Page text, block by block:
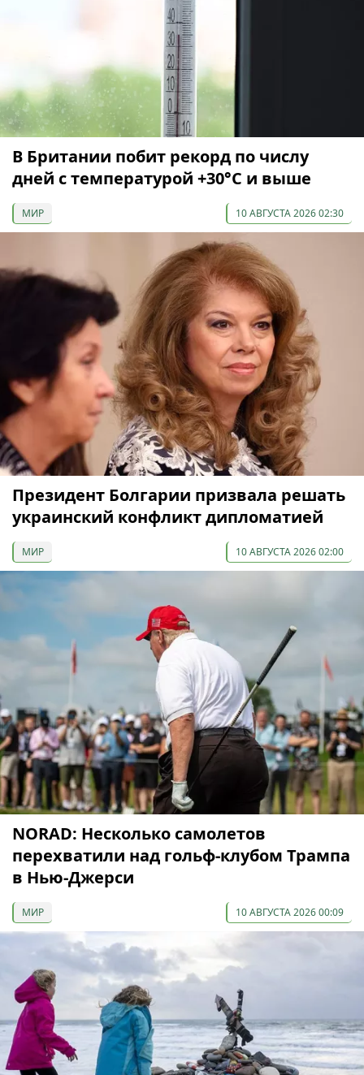
В Британии побит рекорд по числу
дней с температурой +30°C и выше
МИР 10 АВГУСТА 2026 02:30
Президент Болгарии призвала решать
украинский конфликт дипломатией
МИР 10 АВГУСТА 2026 02:00
NORAD: Несколько самолетов
перехватили над гольф-клубом Трампа
в Нью-Джерси
МИР 10 АВГУСТА 2026 00:09